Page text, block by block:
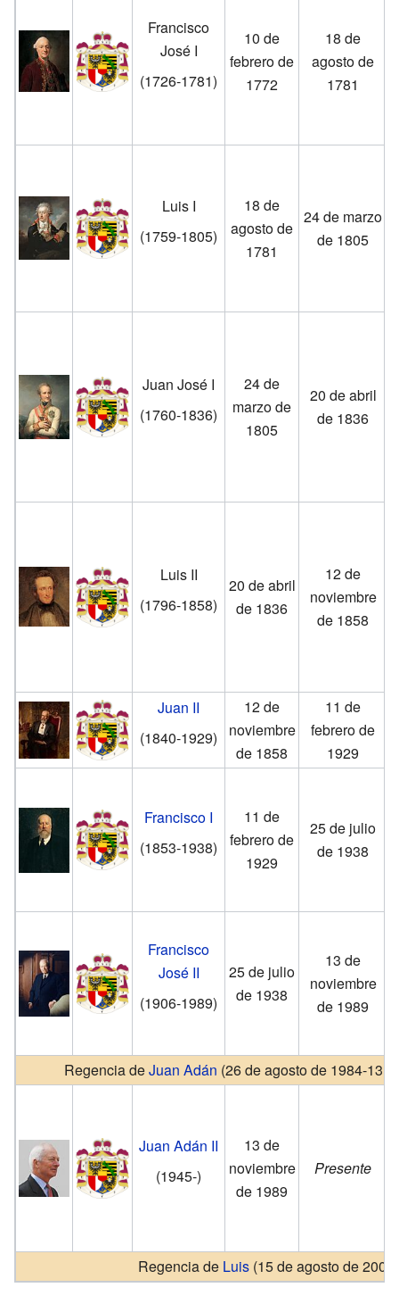
Francisco
José I
(1726-1781)
10 de
febrero de
1772
18 de
agosto de
1781
Luis I
(1759-1805)
18 de
agosto de
1781
24 de marzo
de 1805
Juan José I
(1760-1836)
24 de
marzo de
1805
20 de abril
de 1836
Luis II
(1796-1858)
20 de abril
de 1836
12 de
noviembre
de 1858
Juan II
(1840-1929)
12 de
noviembre
de 1858
11 de
febrero de
1929
Francisco I
(1853-1938)
11 de
febrero de
1929
25 de julio
de 1938
Francisco
José II
(1906-1989)
25 de julio
de 1938
13 de
noviembre
de 1989
Regencia deJuan Adán (26 de agosto de 1984-13
Juan Adán II
(1945-)
13 de
noviembre
de 1989
Presente
Regencia de Luis (15 de agosto de 2004-